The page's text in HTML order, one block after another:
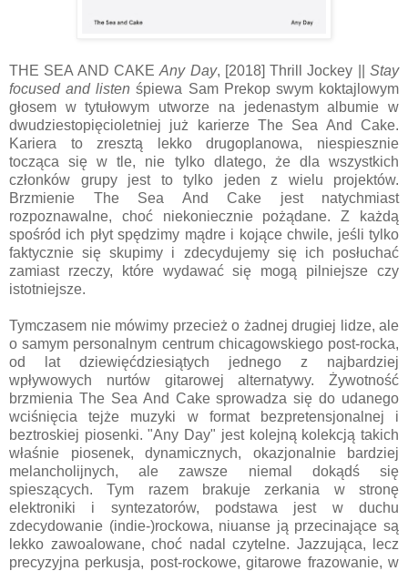
THE SEA AND CAKEAny Day, [2018] Thrill Jockey ||Stay
focused and listen śpiewa Sam Prekop swym koktajlowym
głosem w tytułowym utworze na jedenastym albumie w
dwudziestopięcioletniej już karierze The Sea And Cake.
Kariera to zresztą lekko drugoplanowa, niespiesznie
tocząca się w tle, nie tylko dlatego, że dla wszystkich
członków grupy jest to tylko jeden z wielu projektów.
Brzmienie The Sea And Cake jest natychmiast
rozpoznawalne, choć niekoniecznie pożądane. Z każdą
spośród ich płyt spędzimy mądre i kojące chwile, jeśli tylko
faktycznie się skupimy i zdecydujemy się ich posłuchać
zamiast rzeczy, które wydawać się mogą pilniejsze czy
istotniejsze.
Tymczasem nie mówimy przecież o żadnej drugiej lidze, ale
o samym personalnym centrum chicagowskiego post-rocka,
od lat dziewięćdziesiątych jednego z najbardziej
wpływowych nurtów gitarowej alternatywy. Żywotność
brzmienia The Sea And Cake sprowadza się do udanego
wciśnięcia tejże muzyki w format bezpretensjonalnej i
beztroskiej piosenki. "Any Day" jest kolejną kolekcją takich
właśnie piosenek, dynamicznych, okazjonalnie bardziej
melancholijnych, ale zawsze niemal dokądś się
spieszących. Tym razem brakuje zerkania w stronę
elektroniki i syntezatorów, podstawa jest w duchu
zdecydowanie (indie-)rockowa, niuanse ją przecinające są
lekko zawoalowane, choć nadal czytelne. Jazzująca, lecz
precyzyjna perkusja, post-rockowe, gitarowe frazowanie, w